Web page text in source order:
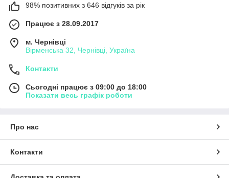
98% позитивних з 646 відгуків за рік
Працює з 28.09.2017
м. Чернівці
Вірменська 32, Чернівці, Україна
Контакти
Сьогодні працює з 09:00 до 18:00
Показати весь графік роботи
Про нас
Контакти